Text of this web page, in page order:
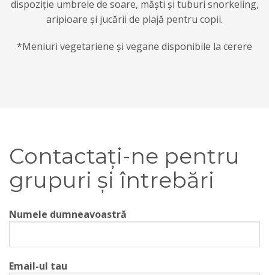
dispoziție umbrele de soare, măști și tuburi snorkeling,
aripioare și jucării de plajă pentru copii.
*Meniuri vegetariene și vegane disponibile la cerere
Contactați-ne pentru
grupuri și întrebări
Numele dumneavoastră
Email-ul tau